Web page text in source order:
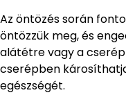
Az öntözés során
öntözzük meg, és
alátétre vagy a
cserépben
egészségét.